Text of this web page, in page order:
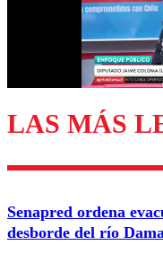
LAS MÁS
Senapred ordena
desborde del río